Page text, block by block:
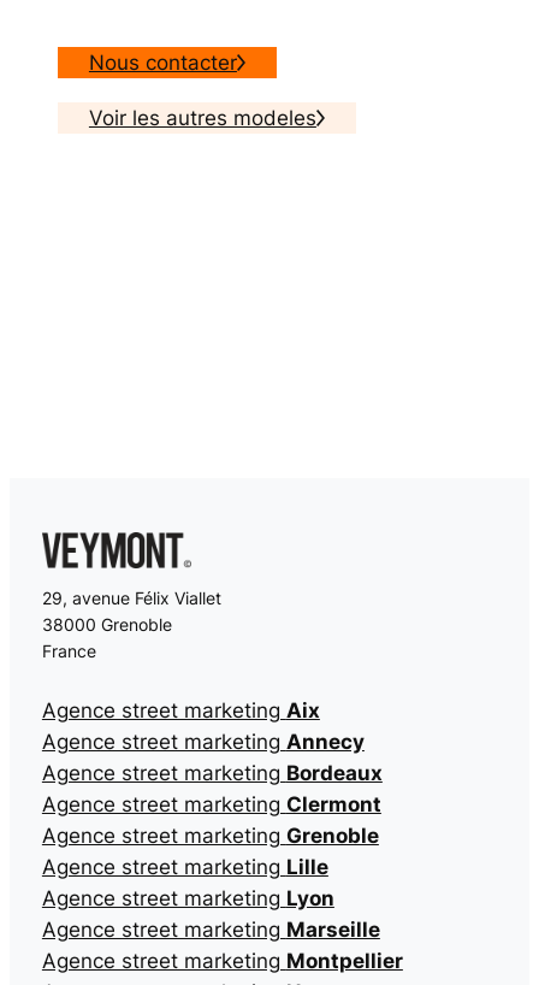
Nous contacter
Voir les autres modeles
29, avenue Félix Viallet
38000 Grenoble
France
Agence street marketing Aix
Agence street marketing Annecy
Agence street marketing Bordeaux
Agence street marketing Clermont
Agence street marketing Grenoble
Agence street marketing Lille
Agence street marketing Lyon
Agence street marketing Marseille
Agence street marketing Montpellier